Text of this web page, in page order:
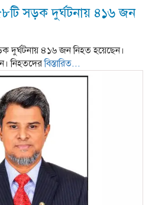
সড়ক দুর্ঘটনায় ৪১৬ জন
৪১৬ জন নিহত হয়েছেন।
নিহতদেরবিস্তারিত...